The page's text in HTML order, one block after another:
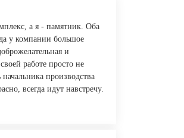
а я - памятник. Оба
у компании большое
и
работе просто не
производства
всегда идут навстречу.